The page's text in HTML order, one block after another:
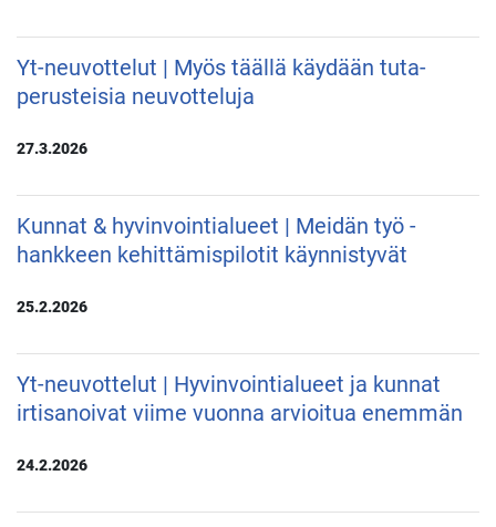
Yt-neuvottelut | Myös täällä käydään tuta-
perusteisia neuvotteluja
27.3.2026
Kunnat & hyvinvointialueet | Meidän työ -
hankkeen kehittämispilotit käynnistyvät
25.2.2026
Yt-neuvottelut | Hyvinvointialueet ja kunnat
irtisanoivat viime vuonna arvioitua enemmän
24.2.2026